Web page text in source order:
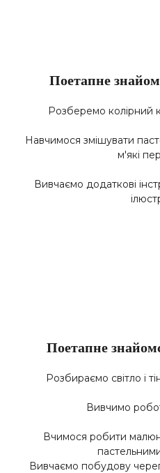
Поетапне
Розберемо колірний
Навчимося змішувати
м'які
Вивчаємо додаткові
Поетапне
Розбираємо світло і
Вивчимо
Вчимося робити
Вивчаємо побудову